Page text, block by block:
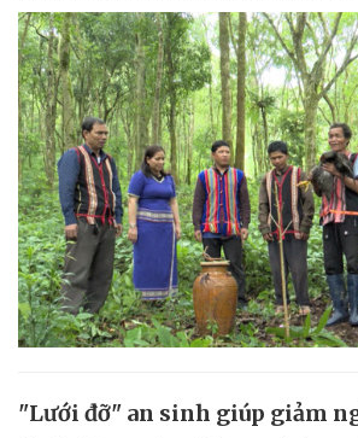
"Lưới đỡ" an sinh giúp giảm